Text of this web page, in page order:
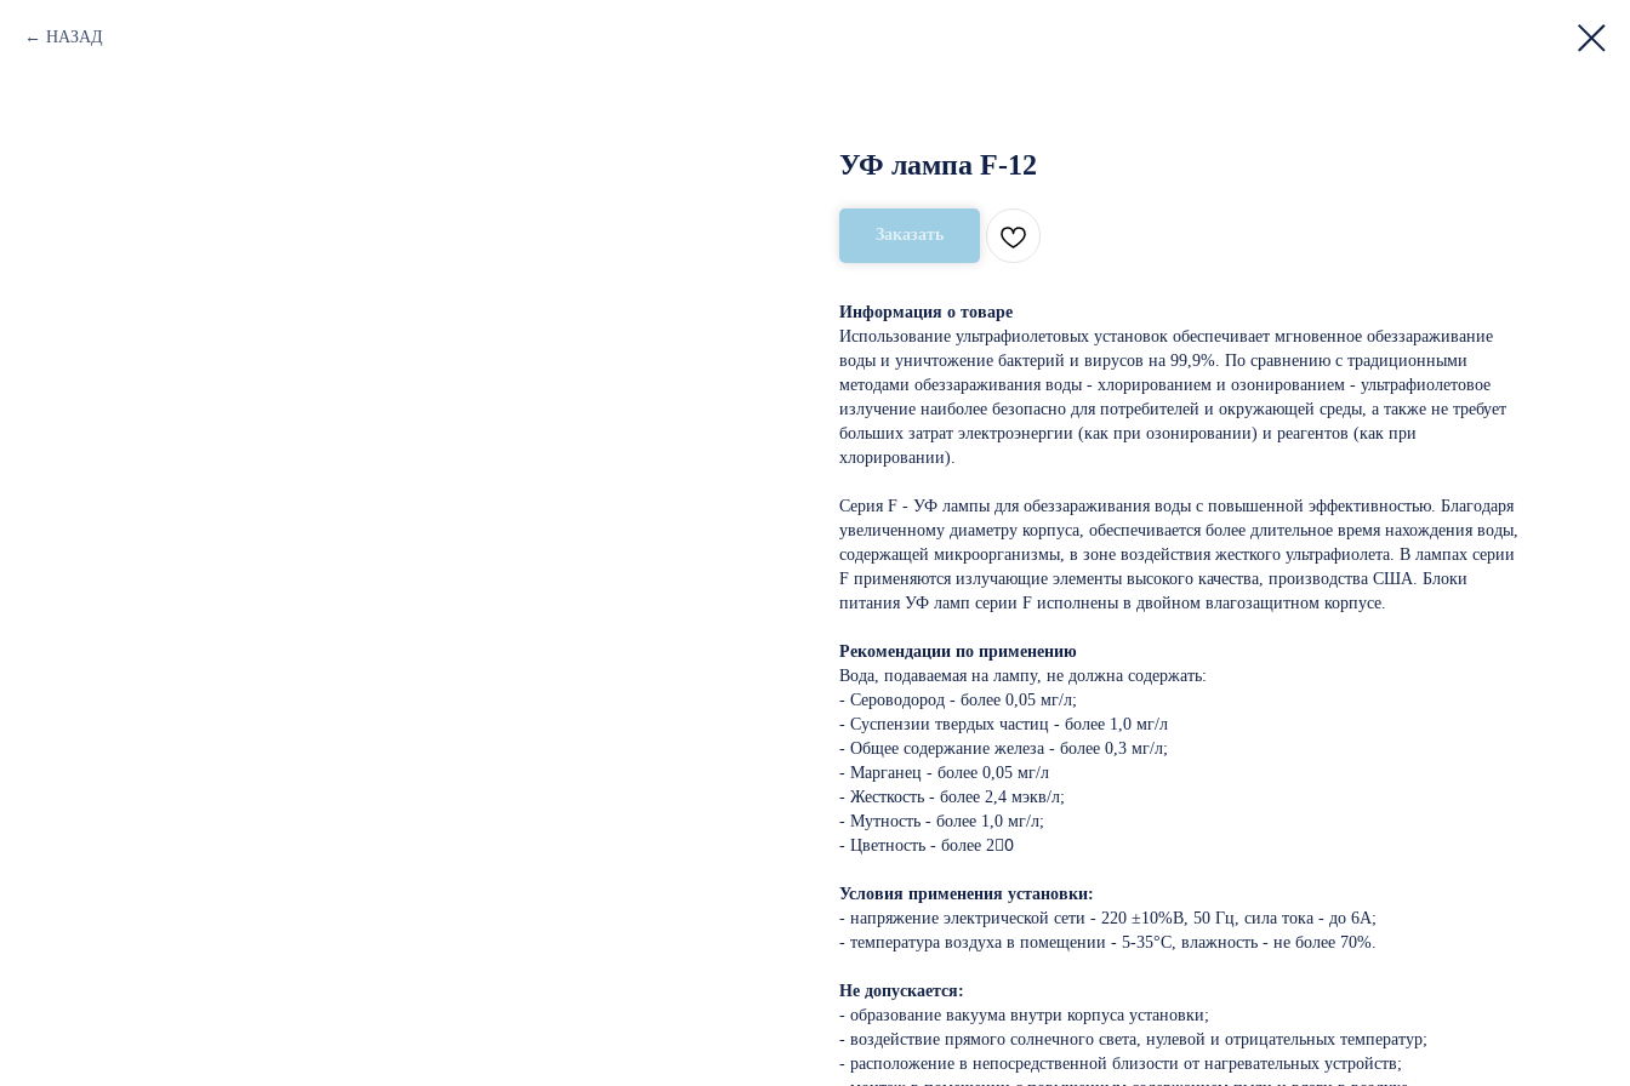
НАЗАД
УФ лампа F-12
Заказать
Информация о товаре
Использование ультрафиолетовых установок обеспечивает мгновенное обеззараживание
воды и уничтожение бактерий и вирусов на 99,9%. По сравнению с традиционными
методами обеззараживания воды - хлорированием и озонированием - ультрафиолетовое
излучение наиболее безопасно для потребителей и окружающей среды, а также не требует
больших затрат электроэнергии (как при озонировании) и реагентов (как при
хлорировании).
Серия F - УФ лампы для обеззараживания воды с повышенной эффективностью. Благодаря
увеличенному диаметру корпуса, обеспечивается более длительное время нахождения воды,
содержащей микроорганизмы, в зоне воздействия жесткого ультрафиолета. В лампах серии
F применяются излучающие элементы высокого качества, производства США. Блоки
питания УФ ламп серии F исполнены в двойном влагозащитном корпусе.
Рекомендации по применению
Вода, подаваемая на лампу, не должна содержать:
- Сероводород - более 0,05 мг/л;
- Суспензии твердых частиц - более 1,0 мг/л
- Общее содержание железа - более 0,3 мг/л;
- Марганец - более 0,05 мг/л
- Жесткость - более 2,4 мэкв/л;
- Мутность - более 1,0 мг/л;
- Цветность - более 20ْ
Условия применения установки:
- напряжение электрической сети - 220 ±10%В, 50 Гц, сила тока - до 6А;
- температура воздуха в помещении - 5-35°С, влажность - не более 70%.
Не допускается:
- образование вакуума внутри корпуса установки;
- воздействие прямого солнечного света, нулевой и отрицательных температур;
- расположение в непосредственной близости от нагревательных устройств;